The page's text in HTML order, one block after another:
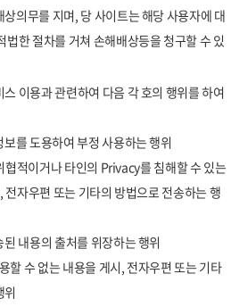
의무를 지며, 당 사이트는 해당 사용자에 대
법한 절차를 거쳐 손해배상등을 청구할 수 있
이용과 관련하여 다음 각 호의 행위를 하여
를 도용하여 부정 사용하는 행위
협적이거나 타인의 Privacy를 침해할 수 있는
전자우편 또는 기타의 방법으로 전송하는 행
내용의 출처를 위장하는 행위
할 수 없는 내용을 게시, 전자우편 또는 기타
위